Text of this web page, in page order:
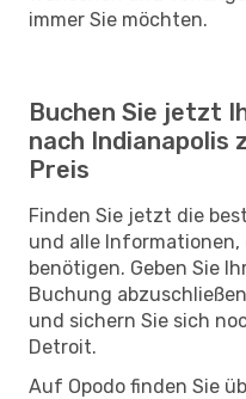
immer Sie möchten.
Buchen Sie jetzt
nach Indianapolis
Preis
Finden Sie jetzt die
und alle Informationen,
benötigen. Geben Sie
Buchung
und sichern Sie sich
Detroit.
Auf Opodo finden Sie